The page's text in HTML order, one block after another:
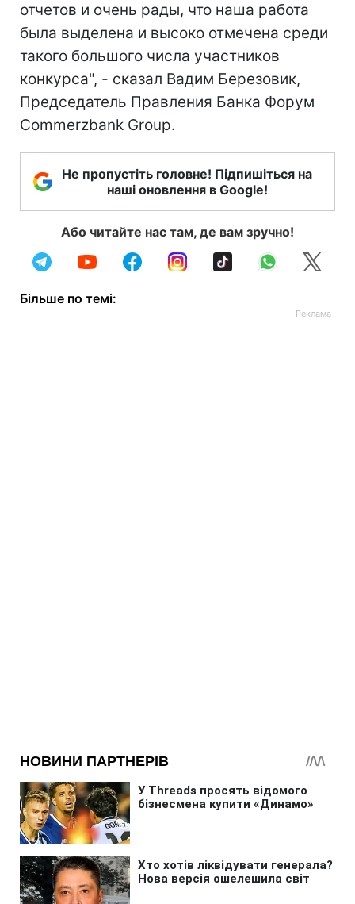
отчетов и очень рады, что наша работа
была выделена и высоко отмечена среди
такого большого числа участников
конкурса", - сказал Вадим Березовик,
Председатель Правления Банка Форум
Commerzbank Group.
Не пропустіть головне! Підпишіться на
наші оновлення в Google!
Або читайте нас там, де вам зручно!
Більше по темі: